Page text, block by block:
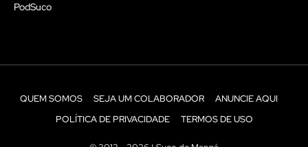
PodSuco
QUEM SOMOS SEJA UM COLABORADOR
ANUNCIE AQUI
POLÍTICA DE PRIVACIDADE
TERMOS DE USO